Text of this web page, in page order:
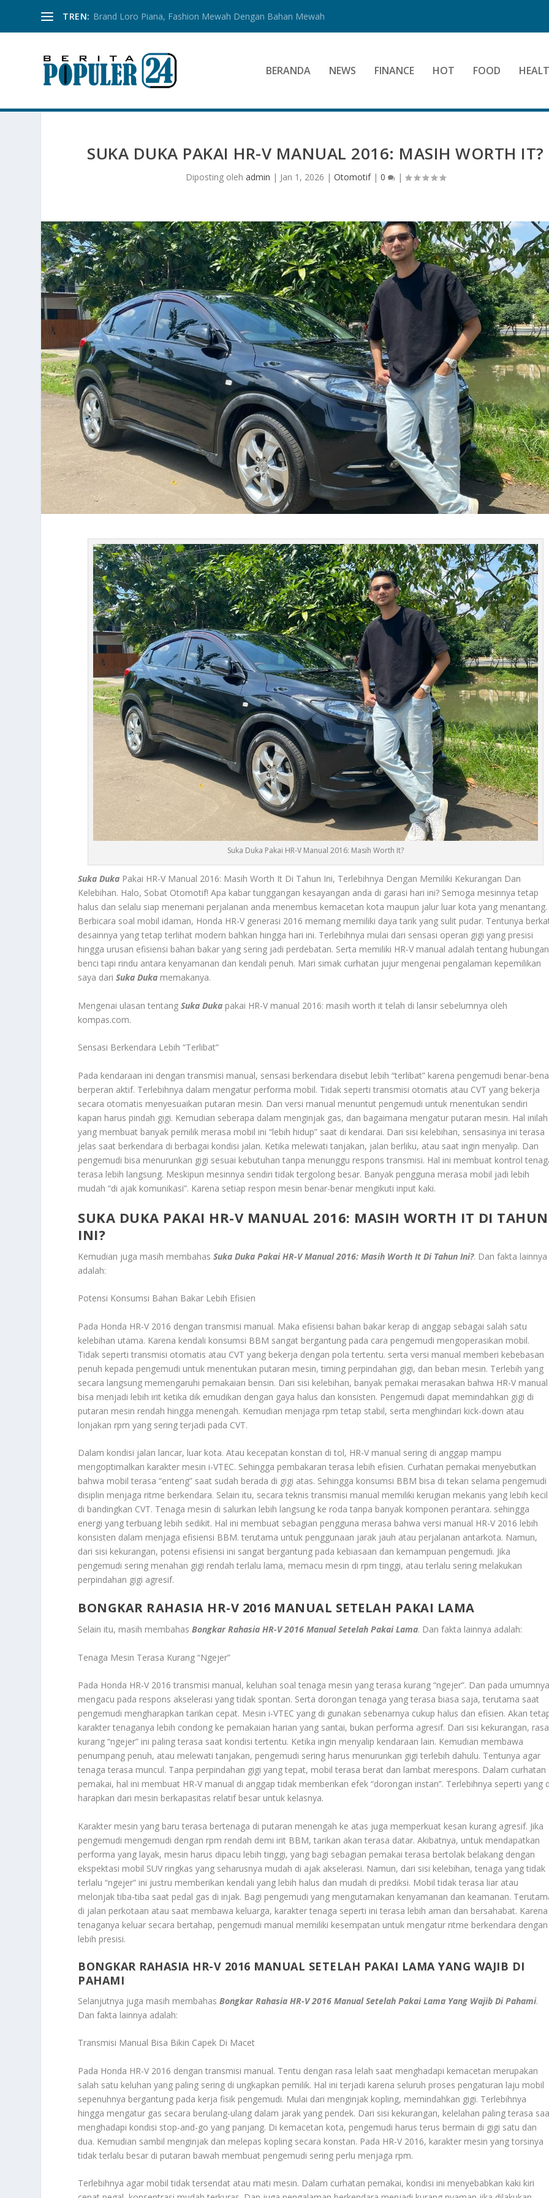
TREN: Brand Loro Piana, Fashion Mewah Dengan Bahan Mewah
BERANDA NEWS FINANCE HOT FOOD
SUKA DUKA PAKAI HR-V MANUAL 2016: MASIH WORTH IT?
Diposting oleh admin | Jan 1, 2026 | Otomotif| 0 |
Suka Duka Pakai HR-V Manual 2016: Masih Worth It?
Suka Duka Pakai HR-V Manual 2016: Masih Worth It Di Tahun Ini, Terlebihnya Dengan Memiliki Kekurangan Dan
Kelebihan. Halo, Sobat Otomotif! Apa kabar tunggangan kesayangan anda di garasi hari ini? Semoga mesinnya tetap
halus dan selalu siap menemani perjalanan anda menembus kemacetan kota maupun jalur luar kota yang menantang.
Berbicara soal mobil idaman, Honda HR-V generasi 2016 memang memiliki daya tarik yang sulit pudar. Tentunya
desainnya yang tetap terlihat modern bahkan hingga hari ini. Terlebihnya mulai dari sensasi operan gigi yang presisi
hingga urusan efisiensi bahan bakar yang sering jadi perdebatan. Serta memiliki HR-V manual adalah tentang hubungan
benci tapi rindu antara kenyamanan dan kendali penuh. Mari simak curhatan jujur mengenai pengalaman kepemilikan
saya dariSuka Duka memakanya.
Mengenai ulasan tentangSuka Duka pakai HR-V manual 2016: masih worth it telah di lansir sebelumnya oleh
kompas.com.
Sensasi Berkendara Lebih “Terlibat”
Pada kendaraan ini dengan transmisi manual, sensasi berkendara disebut lebih “terlibat” karena pengemudi benar-
berperan aktif. Terlebihnya dalam mengatur performa mobil. Tidak seperti transmisi otomatis atau CVT yang bekerja
secara otomatis menyesuaikan putaran mesin. Dan versi manual menuntut pengemudi untuk menentukan sendiri
kapan harus pindah gigi. Kemudian seberapa dalam menginjak gas, dan bagaimana mengatur putaran mesin. Hal inilah
yang membuat banyak pemilik merasa mobil ini “lebih hidup” saat di kendarai. Dari sisi kelebihan, sensasinya ini terasa
jelas saat berkendara di berbagai kondisi jalan. Ketika melewati tanjakan, jalan berliku, atau saat ingin menyalip. Dan
pengemudi bisa menurunkan gigi sesuai kebutuhan tanpa menunggu respons transmisi. Hal ini membuat kontrol
terasa lebih langsung. Meskipun mesinnya sendiri tidak tergolong besar. Banyak pengguna merasa mobil jadi lebih
mudah “di ajak komunikasi”. Karena setiap respon mesin benar-benar mengikuti input kaki.
SUKA DUKA PAKAI HR-V MANUAL 2016: MASIH WORTH IT DI TAHUN
INI?
Kemudian juga masih membahasSuka Duka Pakai HR-V Manual 2016: Masih Worth It Di Tahun Ini?. Dan fakta lainnya
adalah:
Potensi Konsumsi Bahan Bakar Lebih Efisien
Pada Honda HR-V 2016 dengan transmisi manual. Maka efisiensi bahan bakar kerap di anggap sebagai salah satu
kelebihan utama. Karena kendali konsumsi BBM sangat bergantung pada cara pengemudi mengoperasikan mobil.
Tidak seperti transmisi otomatis atau CVT yang bekerja dengan pola tertentu. serta versi manual memberi kebebasan
penuh kepada pengemudi untuk menentukan putaran mesin, timing perpindahan gigi, dan beban mesin. Terlebih yang
secara langsung memengaruhi pemakaian bensin. Dari sisi kelebihan, banyak pemakai merasakan bahwa HR-V manual
bisa menjadi lebih irit ketika dik emudikan dengan gaya halus dan konsisten. Pengemudi dapat memindahkan gigi di
putaran mesin rendah hingga menengah. Kemudian menjaga rpm tetap stabil, serta menghindari kick-down atau
lonjakan rpm yang sering terjadi pada CVT.
Dalam kondisi jalan lancar, luar kota. Atau kecepatan konstan di tol, HR-V manual sering di anggap mampu
mengoptimalkan karakter mesin i-VTEC. Sehingga pembakaran terasa lebih efisien. Curhatan pemakai menyebutkan
bahwa mobil terasa “enteng” saat sudah berada di gigi atas. Sehingga konsumsi BBM bisa di tekan selama pengemudi
disiplin menjaga ritme berkendara. Selain itu, secara teknis transmisi manual memiliki kerugian mekanis yang lebih kecil
di bandingkan CVT. Tenaga mesin di salurkan lebih langsung ke roda tanpa banyak komponen perantara. sehingga
energi yang terbuang lebih sedikit. Hal ini membuat sebagian pengguna merasa bahwa versi manual HR-V 2016 lebih
konsisten dalam menjaga efisiensi BBM. terutama untuk penggunaan jarak jauh atau perjalanan antarkota. Namun,
dari sisi kekurangan, potensi efisiensi ini sangat bergantung pada kebiasaan dan kemampuan pengemudi. Jika
pengemudi sering menahan gigi rendah terlalu lama, memacu mesin di rpm tinggi, atau terlalu sering melakukan
perpindahan gigi agresif.
BONGKAR RAHASIA HR-V 2016 MANUAL SETELAH PAKAI LAMA
Selain itu, masih membahasBongkar Rahasia HR-V 2016 Manual Setelah Pakai Lama. Dan fakta lainnya adalah:
Tenaga Mesin Terasa Kurang “Ngejer”
Pada Honda HR-V 2016 transmisi manual, keluhan soal tenaga mesin yang terasa kurang “ngejer”. Dan pada
mengacu pada respons akselerasi yang tidak spontan. Serta dorongan tenaga yang terasa biasa saja, terutama saat
pengemudi mengharapkan tarikan cepat. Mesin i-VTEC yang di gunakan sebenarnya cukup halus dan efisien. Akan
karakter tenaganya lebih condong ke pemakaian harian yang santai, bukan performa agresif. Dari sisi kekurangan, rasa
kurang “ngejer” ini paling terasa saat kondisi tertentu. Ketika ingin menyalip kendaraan lain. Kemudian membawa
penumpang penuh, atau melewati tanjakan, pengemudi sering harus menurunkan gigi terlebih dahulu. Tentunya agar
tenaga terasa muncul. Tanpa perpindahan gigi yang tepat, mobil terasa berat dan lambat merespons. Dalam curhatan
pemakai, hal ini membuat HR-V manual di anggap tidak memberikan efek “dorongan instan”. Terlebihnya seperti yang
harapkan dari mesin berkapasitas relatif besar untuk kelasnya.
Karakter mesin yang baru terasa bertenaga di putaran menengah ke atas juga memperkuat kesan kurang agresif. Jika
pengemudi mengemudi dengan rpm rendah demi irit BBM, tarikan akan terasa datar. Akibatnya, untuk mendapatkan
performa yang layak, mesin harus dipacu lebih tinggi, yang bagi sebagian pemakai terasa bertolak belakang dengan
ekspektasi mobil SUV ringkas yang seharusnya mudah di ajak akselerasi. Namun, dari sisi kelebihan, tenaga yang tidak
terlalu “ngejer” ini justru memberikan kendali yang lebih halus dan mudah di prediksi. Mobil tidak terasa liar atau
melonjak tiba-tiba saat pedal gas di injak. Bagi pengemudi yang mengutamakan kenyamanan dan keamanan.
di jalan perkotaan atau saat membawa keluarga, karakter tenaga seperti ini terasa lebih aman dan bersahabat. Karena
tenaganya keluar secara bertahap, pengemudi manual memiliki kesempatan untuk mengatur ritme berkendara dengan
lebih presisi.
BONGKAR RAHASIA HR-V 2016 MANUAL SETELAH PAKAI LAMA YANG WAJIB DI
PAHAMI
Selanjutnya juga masih membahasBongkar Rahasia HR-V 2016 Manual Setelah Pakai Lama Yang Wajib Di Pahami.
Dan fakta lainnya adalah:
Transmisi Manual Bisa Bikin Capek Di Macet
Pada Honda HR-V 2016 dengan transmisi manual. Tentu dengan rasa lelah saat menghadapi kemacetan merupakan
salah satu keluhan yang paling sering di ungkapkan pemilik. Hal ini terjadi karena seluruh proses pengaturan laju mobil
sepenuhnya bergantung pada kerja fisik pengemudi. Mulai dari menginjak kopling, memindahkan gigi. Terlebihnya
hingga mengatur gas secara berulang-ulang dalam jarak yang pendek. Dari sisi kekurangan, kelelahan paling terasa
menghadapi kondisi stop-and-go yang panjang. Di kemacetan kota, pengemudi harus terus bermain di gigi satu dan
dua. Kemudian sambil menginjak dan melepas kopling secara konstan. Pada HR-V 2016, karakter mesin yang torsinya
tidak terlalu besar di putaran bawah membuat pengemudi sering perlu menjaga rpm.
Terlebihnya agar mobil tidak tersendat atau mati mesin. Dalam curhatan pemakai, kondisi ini menyebabkan kaki kiri